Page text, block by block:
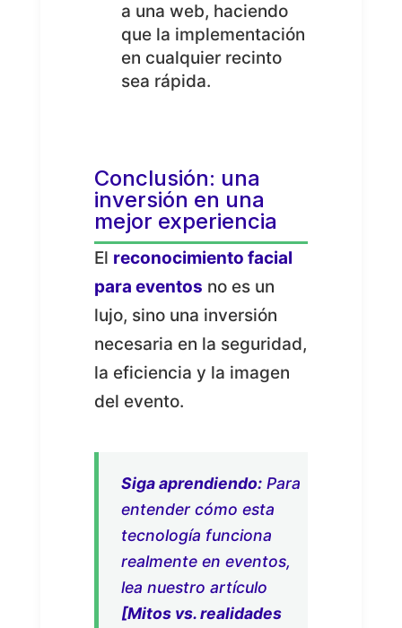
a una web, haciendo
que la implementación
en cualquier recinto
sea rápida.
Conclusión: una
inversión en una
mejor experiencia
El reconocimiento facial
para eventos no es un
lujo, sino una inversión
necesaria en la seguridad,
la eficiencia y la imagen
del evento.
Siga aprendiendo:Para
entender cómo esta
tecnología funciona
realmente en eventos,
lea nuestro artículo
[Mitos vs. realidades